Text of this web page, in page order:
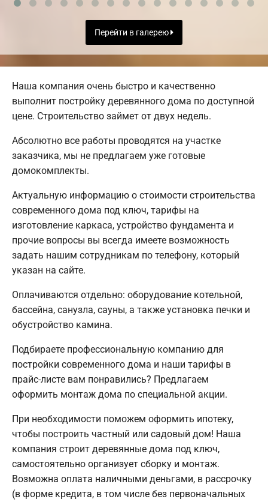
Перейти в галерею
Наша компания очень быстро и качественно
выполнит постройку деревянного дома по доступной
цене. Строительство займет от двух недель.
Абсолютно все работы проводятся на участке
заказчика, мы не предлагаем уже готовые
домокомплекты.
Актуальную информацию о стоимости строительства
современного дома под ключ, тарифы на
изготовление каркаса, устройство фундамента и
прочие вопросы вы всегда имеете возможность
задать нашим сотрудникам по телефону, который
указан на сайте.
Оплачиваются отдельно: оборудование котельной,
бассейна, санузла, сауны, а также установка печки и
обустройство камина.
Подбираете профессиональную компанию для
постройки современного дома и наши тарифы в
прайс-листе вам понравились? Предлагаем
оформить монтаж дома по специальной акции.
При необходимости поможем оформить ипотеку,
чтобы построить частный или садовый дом! Наша
компания строит деревянные дома под ключ,
самостоятельно организует сборку и монтаж.
Возможна оплата наличными деньгами, в рассрочку
(в форме кредита, в том числе без первоначальных